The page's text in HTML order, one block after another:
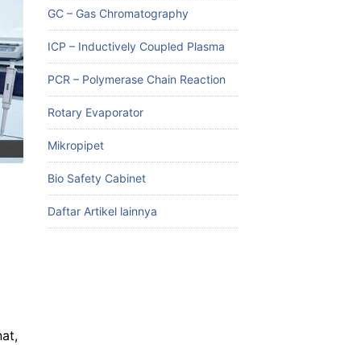
GC – Gas Chromatography
ICP – Inductively Coupled Plasma
PCR – Polymerase Chain Reaction
Rotary Evaporator
Mikropipet
Bio Safety Cabinet
Daftar Artikel lainnya